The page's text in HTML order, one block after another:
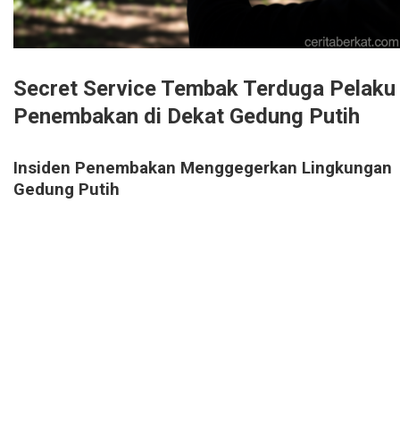
Secret Service Tembak Terduga Pelaku
Penembakan di Dekat Gedung Putih
Insiden Penembakan Menggegerkan Lingkungan
Gedung Putih